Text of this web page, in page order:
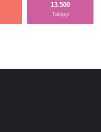
13.500
Takipçi